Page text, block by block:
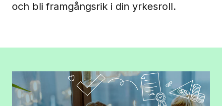
och bli framgångsrik i din yrkesroll.